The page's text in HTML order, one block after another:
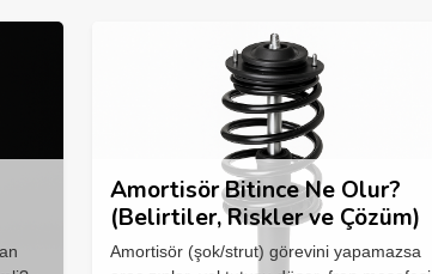
Amortisör Bitince Ne Olur?
(Belirtiler, Riskler ve Çözüm)
Amortisör (şok/strut) görevini yapamazsa